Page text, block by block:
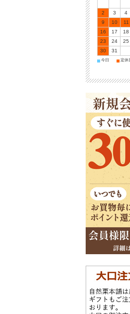
2
3 4
9
10 11
16
17 18
23
24 25
30
31
■ 今日 ■ 定休